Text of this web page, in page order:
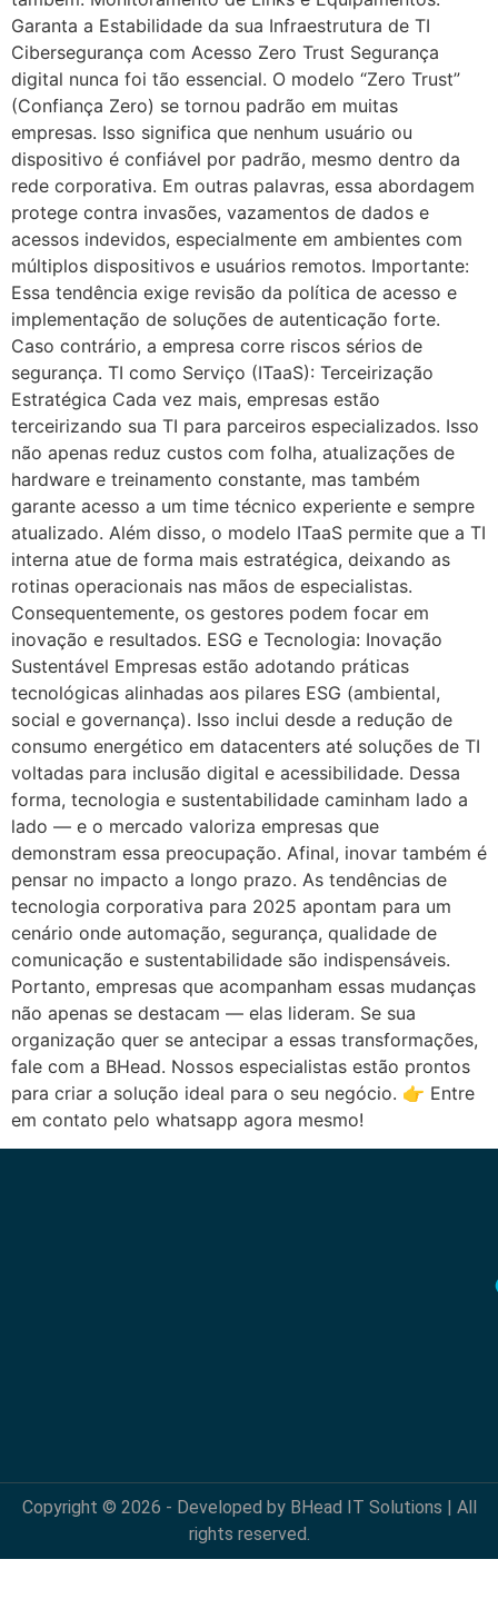
Garanta a Estabilidade da sua Infraestrutura de TI
Cibersegurança com Acesso Zero Trust Segurança
digital nunca foi tão essencial. O modelo “Zero Trust”
(Confiança Zero) se tornou padrão em muitas
empresas. Isso significa que nenhum usuário ou
dispositivo é confiável por padrão, mesmo dentro da
rede corporativa. Em outras palavras, essa abordagem
protege contra invasões, vazamentos de dados e
acessos indevidos, especialmente em ambientes com
múltiplos dispositivos e usuários remotos. Importante:
Essa tendência exige revisão da política de acesso e
implementação de soluções de autenticação forte.
Caso contrário, a empresa corre riscos sérios de
segurança. TI como Serviço (ITaaS): Terceirização
Estratégica Cada vez mais, empresas estão
terceirizando sua TI para parceiros especializados. Isso
não apenas reduz custos com folha, atualizações de
hardware e treinamento constante, mas também
garante acesso a um time técnico experiente e sempre
atualizado. Além disso, o modelo ITaaS permite que a TI
interna atue de forma mais estratégica, deixando as
rotinas operacionais nas mãos de especialistas.
Consequentemente, os gestores podem focar em
inovação e resultados. ESG e Tecnologia: Inovação
Sustentável Empresas estão adotando práticas
tecnológicas alinhadas aos pilares ESG (ambiental,
social e governança). Isso inclui desde a redução de
consumo energético em datacenters até soluções de TI
voltadas para inclusão digital e acessibilidade. Dessa
forma, tecnologia e sustentabilidade caminham lado a
lado — e o mercado valoriza empresas que
demonstram essa preocupação. Afinal, inovar também é
pensar no impacto a longo prazo. As tendências de
tecnologia corporativa para 2025 apontam para um
cenário onde automação, segurança, qualidade de
comunicação e sustentabilidade são indispensáveis.
Portanto, empresas que acompanham essas mudanças
não apenas se destacam — elas lideram. Se sua
organização quer se antecipar a essas transformações,
fale com a BHead. Nossos especialistas estão prontos
para criar a solução ideal para o seu negócio. 👉 Entre
em contato pelo whatsapp agora mesmo!
Copyright © 2026 - Developed by BHead IT Solutions | All
rights reserved.